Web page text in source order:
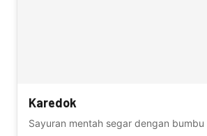
Karedok
Sayuran mentah segar dengan